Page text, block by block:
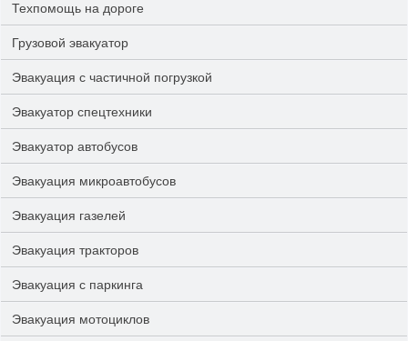
Техпомощь на дороге
Грузовой эвакуатор
Эвакуация с частичной погрузкой
Эвакуатор спецтехники
Эвакуатор автобусов
Эвакуация микроавтобусов
Эвакуация газелей
Эвакуация тракторов
Эвакуация с паркинга
Эвакуация мотоциклов